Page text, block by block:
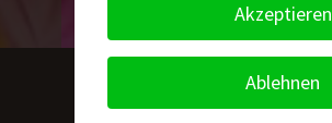
Akzeptieren
Ablehnen